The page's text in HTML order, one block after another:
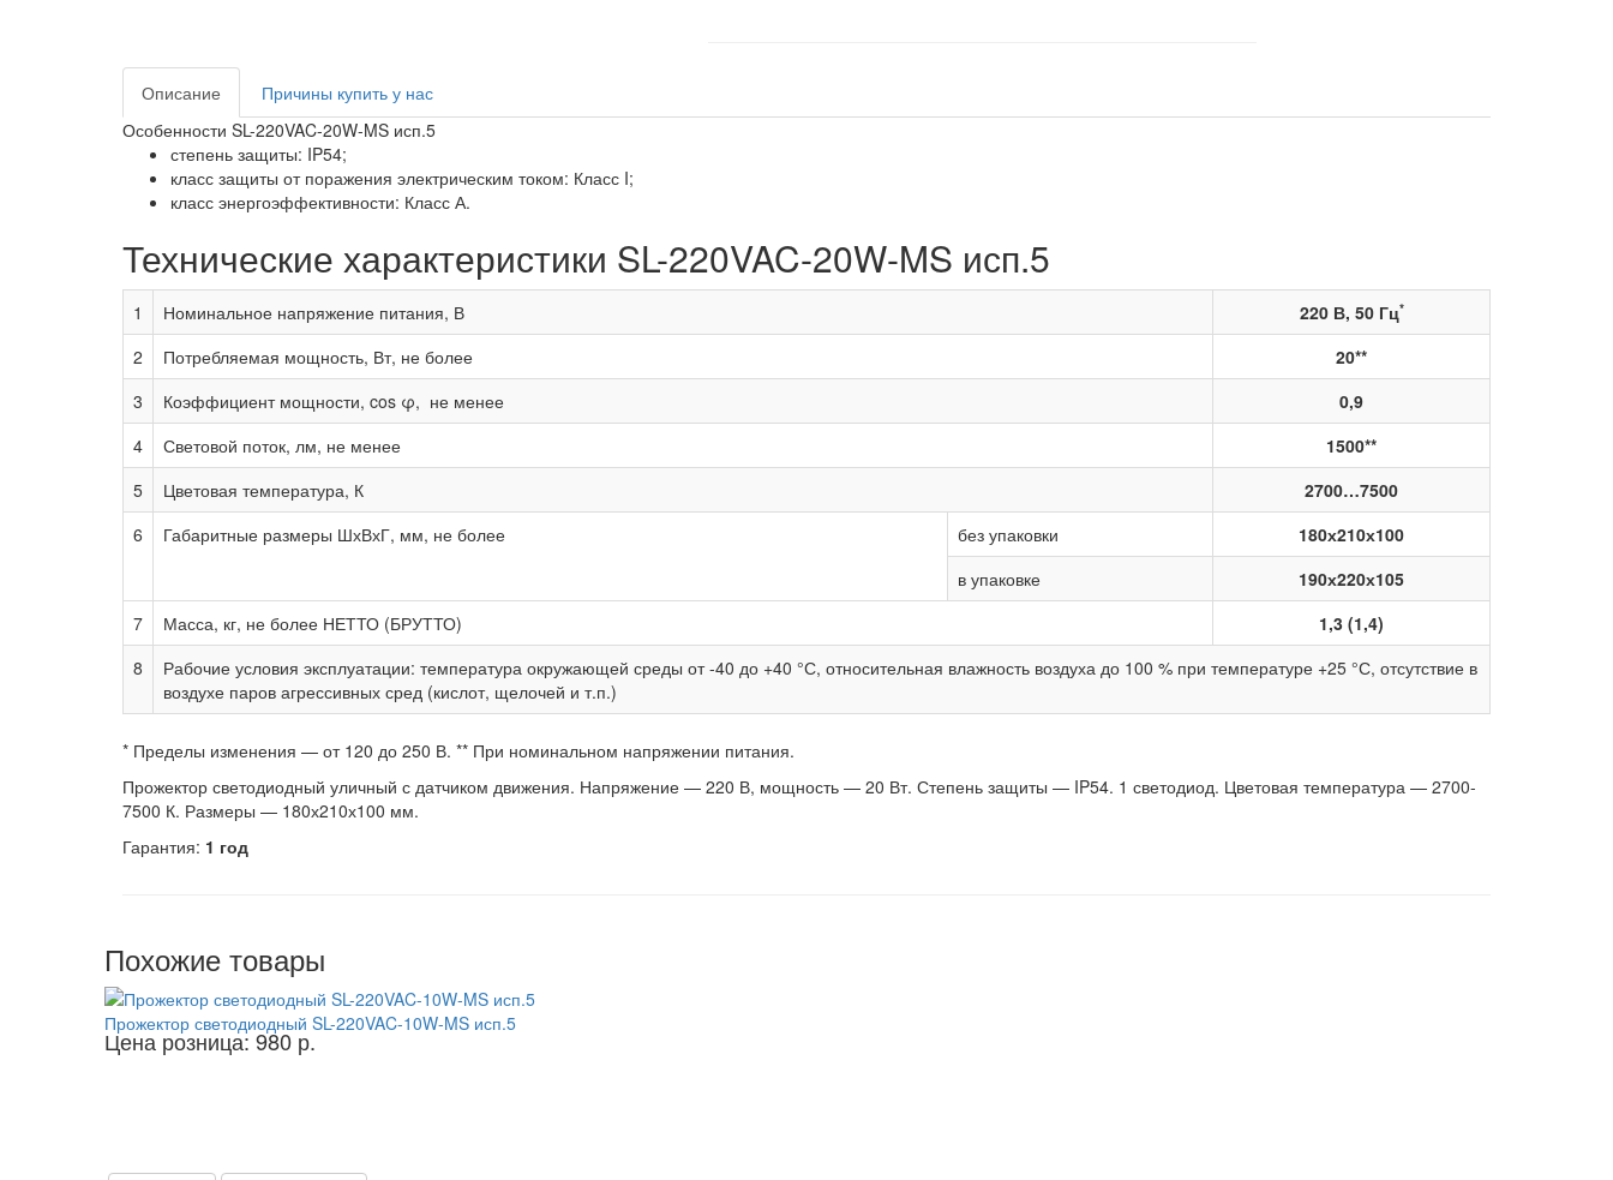
Описание
Причины купить у нас
Особенности SL-220VAC-20W-MS исп.5
степень защиты: IP54;
класс защиты от поражения электрическим током: Класс I;
класс энергоэффективности: Класс А.
Технические характеристики SL-220VAC-20W-MS исп.5
1 Номинальное напряжение питания, В 220 В, 50 Гц*
2 Потребляемая мощность, Вт, не более
20**
3
Коэффициент мощности, cos φ, не менее
0,9
4
Световой поток, лм, не менее
1500**
5
Цветовая температура, К
2700…7500
6
Габаритные размеры ШхВхГ, мм, не более без упаковки
180х210х100
в упаковке
190х220х105
7
Масса, кг, не более НЕТТО (БРУТТО)
1,3 (1,4)
8
Рабочие условия эксплуатации: температура окружающей среды от -40 до +40 °С, относительная влажность воздуха до 100 % при температуре +25 °С, отсутствие в
воздухе паров агрессивных сред (кислот, щелочей и т.п.)
* Пределы изменения — от 120 до 250 В. ** При номинальном напряжении питания.
Прожектор светодиодный уличный с датчиком движения. Напряжение — 220 В, мощность — 20 Вт. Степень защиты — IP54. 1 светодиод. Цветовая температура — 2700-
7500 К. Размеры — 180х210х100 мм.
Гарантия: 1 год
Похожие товары
Прожектор светодиодный SL-220VAC-10W-MS исп.5
Цена розница: 980 р.